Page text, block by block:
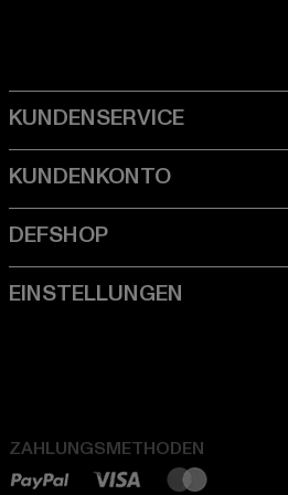
ZAHLUNGSMETHODEN